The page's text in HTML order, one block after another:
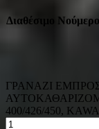
Διαθέσιμο Νούμερο
ΓΡΑΝΑΖΙ ΕΜΠΡΟΣ
400/426/450,